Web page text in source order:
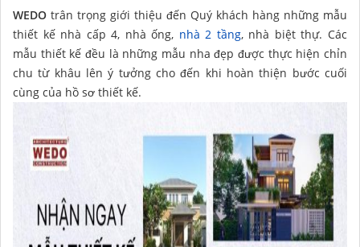
WEDO trân trọng giới thiệu đến Quý khách hàng những mẫu
thiết kế nhà cấp 4, nhà ống, nhà 2 tầng, nhà biệt thự. Các
mẫu thiết kế đều là những mẫu nha đẹp được thực hiện chỉn
chu từ khâu lên ý tưởng cho đến khi hoàn thiện bước cuối
cùng của hồ sơ thiết kế.